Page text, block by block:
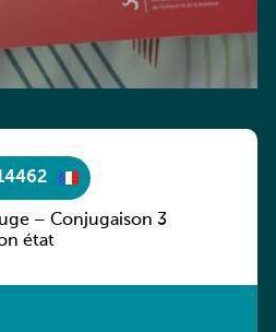
– Conjugaison 3
état